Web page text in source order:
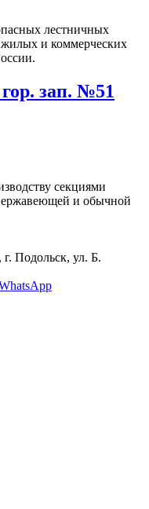
зап. №51
секциями
и обычной
г. Подольск, ул. Б.